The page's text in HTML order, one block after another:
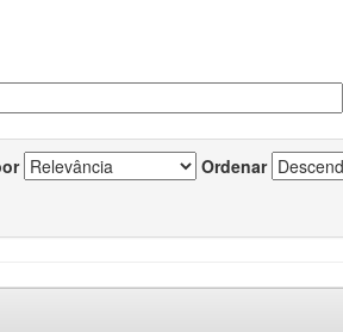
Ordenar